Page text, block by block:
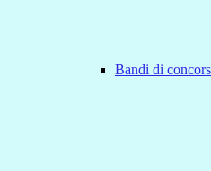
Bandi di